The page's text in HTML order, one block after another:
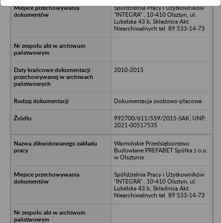
Spółdzielnia Pracy i Użytkowników
"INTEGRA" , 10-410 Olsztyn, ul.
Lubelska 43 b, Składnica Akt
Niearchiwalnych tel. 89 533-14-73
2010-2015
Dokumentacja osobowo-płacowa
992700/611/559/2015-SAK; UNP:
2021-00517535
Warmińskie Przedsiębiorstwo
Budowlane PREFABET Spółka z o.o.
w Olsztynie
Spółdzielnia Pracy i Użytkowników
"INTEGRA" , 10-410 Olsztyn, ul.
Lubelska 43 b, Składnica Akt
Niearchiwalnych tel. 89 533-14-73